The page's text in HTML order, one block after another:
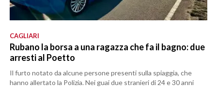
CAGLIARI
Rubano la borsa a una ragazza che fa il bagno: due
arresti al Poetto
Il furto notato da alcune persone presenti sulla spiaggia, che
hanno allertato la Polizia. Nei guai due stranieri di 24 e 30 anni